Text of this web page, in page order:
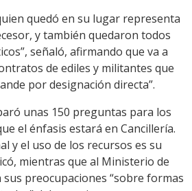
quedó en su lugar representa
y también quedaron todos
señaló, afirmando que va a
de ediles y militantes que
por designación directa”.
unas 150 preguntas para los
el énfasis estará en Cancillería.
y el uso de los recursos es su
mientras que al Ministerio de
preocupaciones “sobre formas